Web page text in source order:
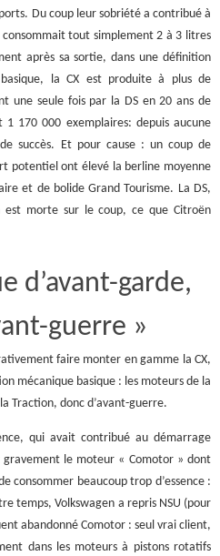
Du coup leur sobriété a contribué à
tout simplement 2 à 3 litres
après sa sortie, dans une définition
la CX est produite à plus de
une seule fois par la DS en 20 ans de
170 000 exemplaires: depuis aucune
succès. Et pour cause : un coup de
potentiel ont élevé la berline moyenne
et de bolide Grand Tourisme. La DS,
morte sur le coup, ce que Citroën
d’avant-garde,
guerre »
faire monter en gamme la CX,
mécanique basique : les moteurs de la
Traction, donc d’avant-guerre.
qui avait contribué au démarrage
le moteur « Comotor » dont
consommer beaucoup trop d’essence :
temps, Volkswagen a repris NSU (pour
abandonné Comotor : seul vrai client,
dans les moteurs à pistons rotatifs